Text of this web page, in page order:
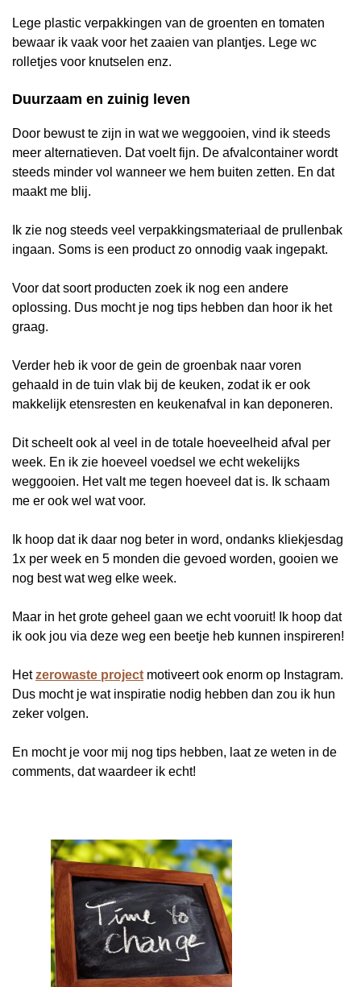
Lege plastic verpakkingen van de groenten en tomaten
bewaar ik vaak voor het zaaien van plantjes. Lege wc
rolletjes voor knutselen enz.
Duurzaam en zuinig leven
Door bewust te zijn in wat we weggooien, vind ik steeds
meer alternatieven. Dat voelt fijn. De afvalcontainer wordt
steeds minder vol wanneer we hem buiten zetten. En dat
maakt me blij.
Ik zie nog steeds veel verpakkingsmateriaal de prullenbak
ingaan. Soms is een product zo onnodig vaak ingepakt.
Voor dat soort producten zoek ik nog een andere
oplossing. Dus mocht je nog tips hebben dan hoor ik het
graag.
Verder heb ik voor de gein de groenbak naar voren
gehaald in de tuin vlak bij de keuken, zodat ik er ook
makkelijk etensresten en keukenafval in kan deponeren.
Dit scheelt ook al veel in de totale hoeveelheid afval per
week. En ik zie hoeveel voedsel we echt wekelijks
weggooien. Het valt me tegen hoeveel dat is. Ik schaam
me er ook wel wat voor.
Ik hoop dat ik daar nog beter in word, ondanks kliekjesdag
1x per week en 5 monden die gevoed worden, gooien we
nog best wat weg elke week.
Maar in het grote geheel gaan we echt vooruit! Ik hoop dat
ik ook jou via deze weg een beetje heb kunnen inspireren!
Hetzerowaste project motiveert ook enorm op Instagram.
Dus mocht je wat inspiratie nodig hebben dan zou ik hun
zeker volgen.
En mocht je voor mij nog tips hebben, laat ze weten in de
comments, dat waardeer ik echt!